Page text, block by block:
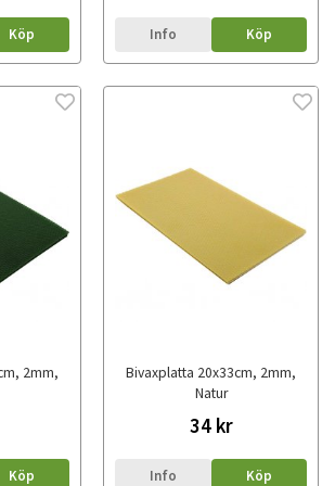
Köp Info Köp
2mm,
Köp
Bivaxplatta 20x33cm, 2mm,
Natur
34 kr
Info Köp